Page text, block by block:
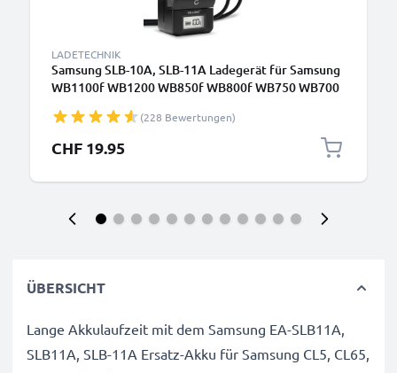
LADETECHNIK
Samsung SLB-10A, SLB-11A Ladegerät für Samsung
WB1100f WB1200 WB850f WB800f WB750 WB700
L100 Kamera-Akkus von CELLONIC
(228 Bewertungen)
CHF 19.95
ÜBERSICHT
Lange Akkulaufzeit mit dem Samsung EA-SLB11A,
SLB11A, SLB-11A Ersatz-Akku für Samsung CL5, CL65,